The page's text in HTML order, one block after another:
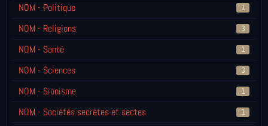
NOM - Politique 1
NOM - Religions 3
NOM - Santé 1
NOM - Sciences 3
NOM - Sionisme 1
NOM - Sociétés secrètes et sectes 1